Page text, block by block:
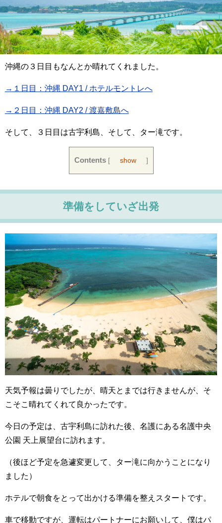
沖縄の３日目もなんとか晴れてくれました。
→１日目：沖縄 DAY1 / ホテルモントレへ
→２日目：沖縄 DAY2 / 渡嘉敷島へ
そして、３日目は古宇利島、そして、ター滝です。
Contents [ show ]
準備をしていざ出発
天気予報は曇りでしたが、晴天とまでは行きませんが、そ
こそこ晴れてくれて良かったです。
今日の予定は、古宇利島に訪れた後、名護にある名護中央
公園 天上展望台に訪れます。
（後ほど予定を急遽変更して、ター滝に向かうことになり
ました）
ホテルで朝食をとって出かける準備を整えスタートです。
車で移動ですが、運転はパートナーにお願いして、僕はパ